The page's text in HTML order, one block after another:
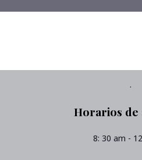
.
Horarios de
8: 30 am -